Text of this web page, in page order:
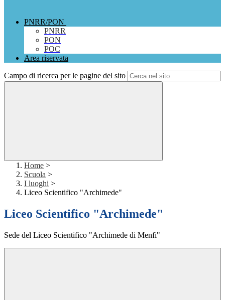
PNRR/PON
PNRR
PON
POC
Area riservata
Campo di ricerca per le pagine del sito
Home >
Scuola >
I luoghi >
Liceo Scientifico "Archimede"
Liceo Scientifico "Archimede"
Sede del Liceo Scientifico "Archimede di Menfi"